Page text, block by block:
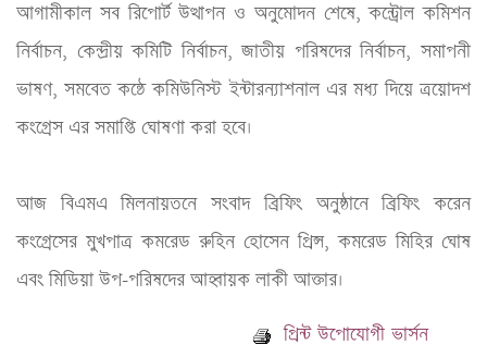
আগামীকাল সব রিপোর্ট উত্থাপন ও অনুমোদন শেষে, কন্ট্রোল কমিশন
নির্বাচন, কেন্দ্রীয় কমিটি নির্বাচন, জাতীয় পরিষদের নির্বাচন, সমাপনী
ভাষণ, সমবেত কন্ঠে কমিউনিস্ট ইন্টারন্যাশনাল এর মধ্য দিয়ে ত্রয়োদশ
কংগ্রেস এর সমাপ্তি ঘোষণা করা হবে।
আজ বিএমএ মিলনায়তনে সংবাদ ব্রিফিং অনুষ্ঠানে ব্রিফিং করেন
কংগ্রেসের মুখপাত্র কমরেড রুহিন হোসেন প্রিন্স, কমরেড মিহির ঘোষ
এবং মিডিয়া উপ-পরিষদের আহ্বায়ক লাকী আক্তার।
প্রিন্ট উপোযোগী ভার্সন